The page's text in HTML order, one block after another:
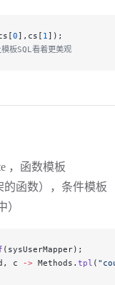
0],cs[ 1 ]);
SQL看着更美观
，函数模板
的函数），条件模板
）
(sysUserMapper);
c -> Methods. tpl (